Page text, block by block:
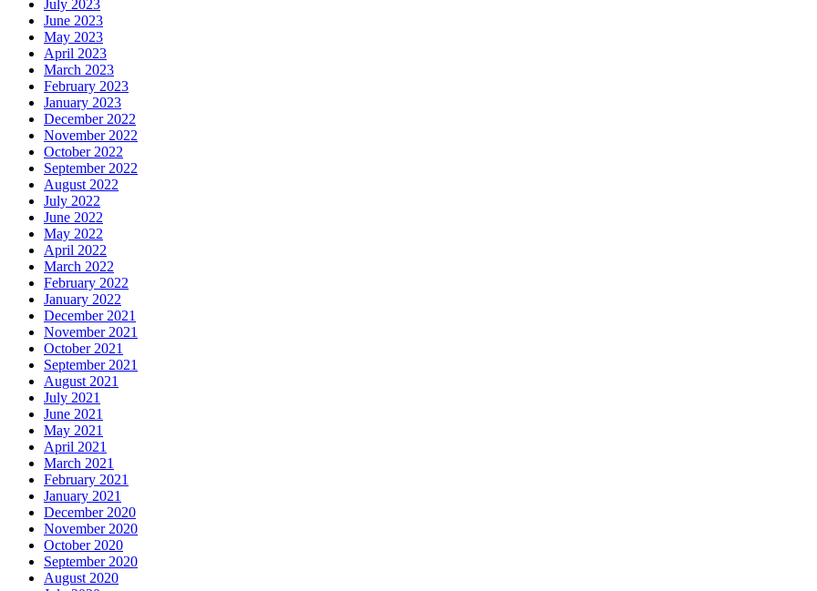
July 2023
June 2023
May 2023
April 2023
March 2023
February 2023
January 2023
December 2022
November 2022
October 2022
September 2022
August 2022
July 2022
June 2022
May 2022
April 2022
March 2022
February 2022
January 2022
December 2021
November 2021
October 2021
September 2021
August 2021
July 2021
June 2021
May 2021
April 2021
March 2021
February 2021
January 2021
December 2020
November 2020
October 2020
September 2020
August 2020